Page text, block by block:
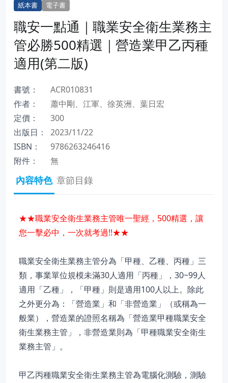
紙本書 電子書
職安一點通｜職業安全衛生業務主
管必勝500精選｜營造業甲乙丙種
適用(第二版)
書號：
ACR010831
作者：
蕭中剛、江軍、徐英洲、葉日宏
定價：
300
出版日：
2023/11/22
ISBN：
9786263246416
附件：
無
內容特色 章節目錄
★★職業安全衛生業務主管唯一聖經，500精選，讓
您一擊必中，一次就考過!!★★
職業安全衛生業務主管分為「甲種、乙種、丙種」三
類，事業單位規模未滿30人適用「丙種」，30~99人
適用「乙種」，「甲種」則是適用100人以上。除此
之外更分為：「營造業」和「非營造業」（或稱為一
般業），營造業的證照名稱為「營造業甲種職業安全
衛生業務主管」，非營造業則為「甲種職業安全衛生
業務主管」。
甲乙丙種職業安全衛生業務主管為電腦化測驗，測驗